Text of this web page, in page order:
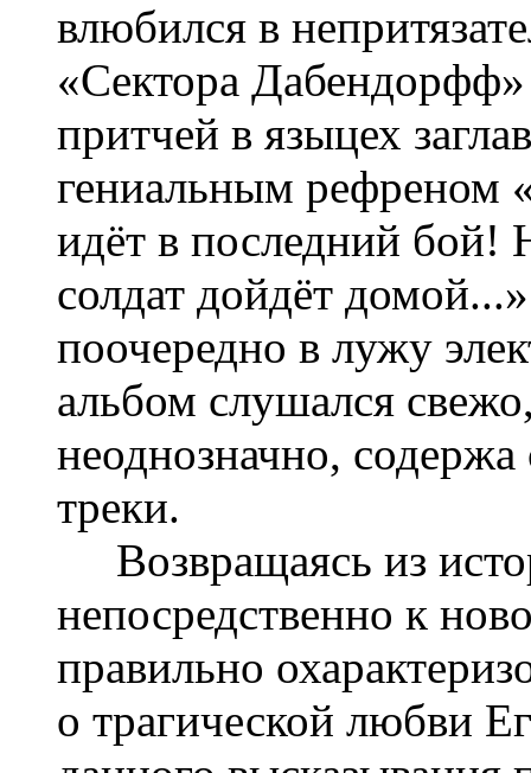
влюбился в
«Сектора
притчей в языцех
гениальным рефреном
идёт в последний бой!
солдат дойдёт
поочередно в лужу
альбом слушался
неоднозначно,
треки.
Возвращаясь из
непосредственно к
правильно
о трагической любви